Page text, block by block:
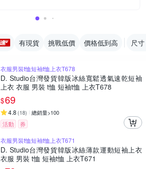
有現貨 挑戰低價 價格低到高 尺寸
衣服男裝t恤短袖t恤上衣T678
D. Studio台灣發貨韓版冰絲寬鬆透氣速乾短袖
上衣 衣服 男裝 t恤 短袖t恤 上衣T678
$69
4.8 (18) 總銷量>100
活動
券
衣服男裝t恤短袖t恤上衣T671
D. Studio台灣發貨韓版冰絲薄款運動短袖上衣
衣服 男裝 t恤 短袖t恤 上衣T671